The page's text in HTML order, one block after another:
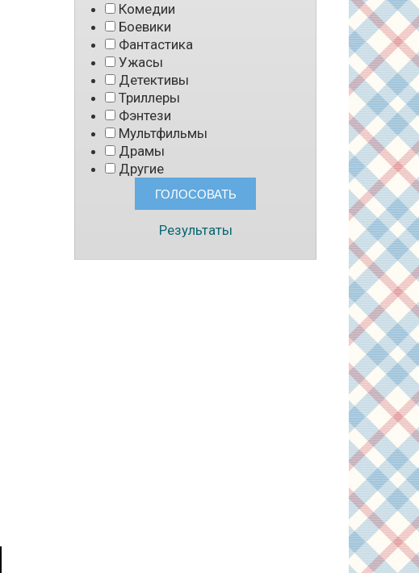
Комедии
Боевики
Фантастика
Ужасы
Детективы
Триллеры
Фэнтези
Мультфильмы
Драмы
Другие
Результаты